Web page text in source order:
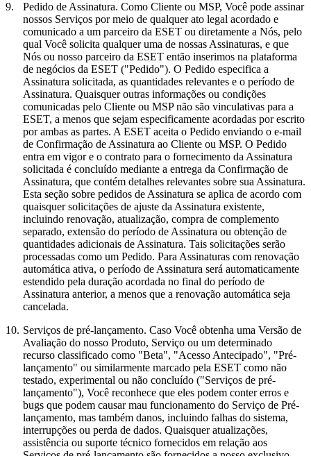
9.
Pedido de Assinatura. Como Cliente ou MSP, Você pode assinar
nossos Serviços por meio de qualquer ato legal acordado e
comunicado a um parceiro da ESET ou diretamente a Nós, pelo
qual Você solicita qualquer uma de nossas Assinaturas, e que
Nós ou nosso parceiro da ESET então inserimos na plataforma
de negócios da ESET ("Pedido"). O Pedido especifica a
Assinatura solicitada, as quantidades relevantes e o período de
Assinatura. Quaisquer outras informações ou condições
comunicadas pelo Cliente ou MSP não são vinculativas para a
ESET, a menos que sejam especificamente acordadas por escrito
por ambas as partes. A ESET aceita o Pedido enviando o e-mail
de Confirmação de Assinatura ao Cliente ou MSP. O Pedido
entra em vigor e o contrato para o fornecimento da Assinatura
solicitada é concluído mediante a entrega da Confirmação de
Assinatura, que contém detalhes relevantes sobre sua Assinatura.
Esta seção sobre pedidos de Assinatura se aplica de acordo com
quaisquer solicitações de ajuste da Assinatura existente,
incluindo renovação, atualização, compra de complemento
separado, extensão do período de Assinatura ou obtenção de
quantidades adicionais de Assinatura. Tais solicitações serão
processadas como um Pedido. Para Assinaturas com renovação
automática ativa, o período de Assinatura será automaticamente
estendido pela duração acordada no final do período de
Assinatura anterior, a menos que a renovação automática seja
cancelada.
10. Serviços de pré-lançamento. Caso Você obtenha uma Versão de
Avaliação do nosso Produto, Serviço ou um determinado
recurso classificado como "Beta", "Acesso Antecipado", "Pré-
lançamento" ou similarmente marcado pela ESET como não
testado, experimental ou não concluído ("Serviços de pré-
lançamento"), Você reconhece que eles podem conter erros e
bugs que podem causar mau funcionamento do Serviço de Pré-
lançamento, mas também danos, incluindo falhas do sistema,
interrupções ou perda de dados. Quaisquer atualizações,
assistência ou suporte técnico fornecidos em relação aos